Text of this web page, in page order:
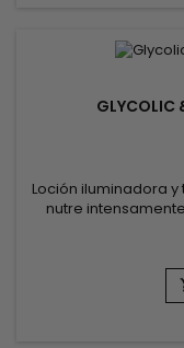
GLYCOLIC
Loción iluminadora
nutre
mejora la
y actúa sobre
proporcionar una